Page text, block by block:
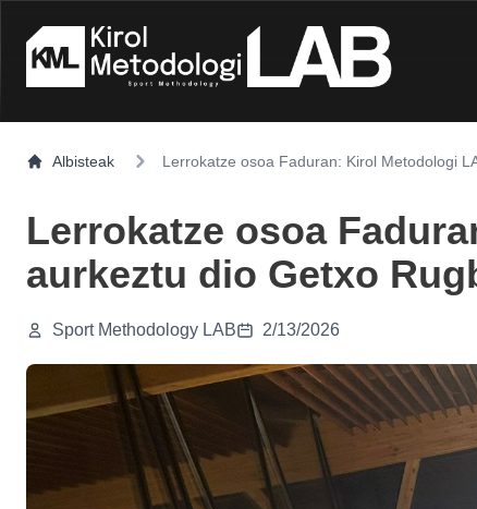
Albisteak Lerrokatze osoa Faduran: Kirol Metodologi
Lerrokatze osoa
aurkeztu dio Getxo
Sport Methodology LAB 2/13/2026